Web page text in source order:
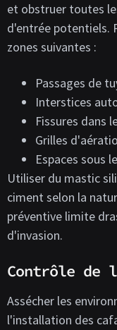
et obstruer toutes
d'entrée potentiels.
zones suivantes :
Passages de
Interstices
Fissures dans
Grilles
Espaces sous
Utiliser du mastic
ciment selon la
préventive limite
d'invasion.
Contrôle de
Assécher les
l'installation des